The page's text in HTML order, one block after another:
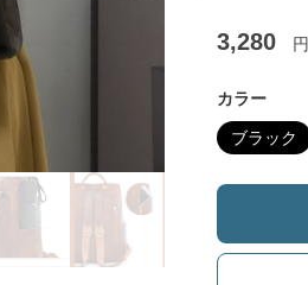
3,280 円
カラー
ブラック